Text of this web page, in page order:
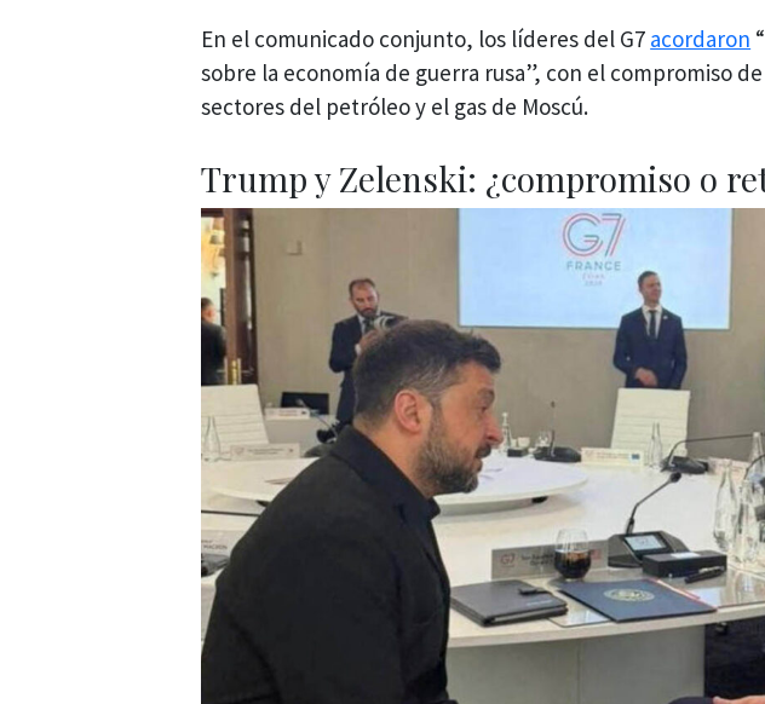
En el comunicado conjunto, los líderes del G7 acordaron
sobre la economía de guerra rusa”, con el compromiso
sectores del petróleo y el gas de Moscú.
Trump y Zelenski: ¿compromiso o